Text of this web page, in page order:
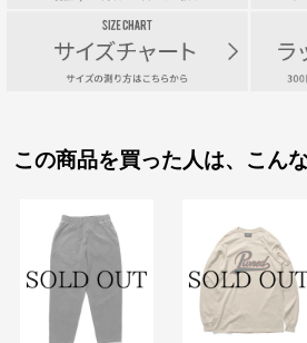
この商品を買った人は、こん